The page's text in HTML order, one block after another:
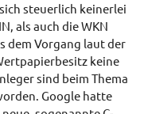
steuerlich keinerlei
als auch die WKN
dem Vorgang laut der
keine
sind beim Thema
Google hatte